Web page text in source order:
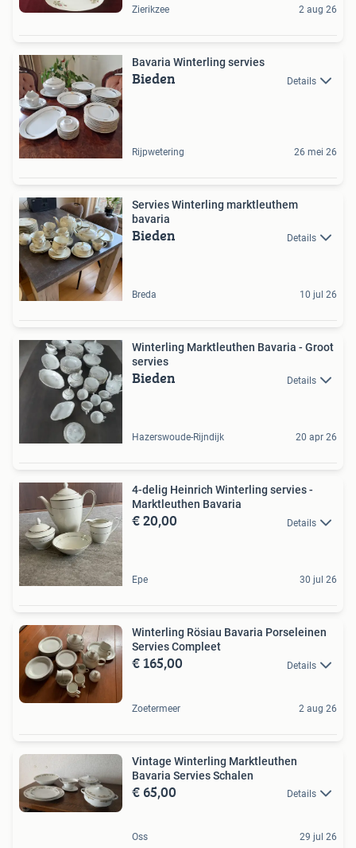
Zierikzee 2 aug 26
Bavaria Winterling servies
Bieden Details
Rijpwetering 26 mei 26
Servies Winterling marktleuthem
bavaria
Bieden Details
Breda 10 jul 26
Winterling Marktleuthen Bavaria - Groot
servies
Bieden Details
Hazerswoude-Rijndijk 20 apr 26
4-delig Heinrich Winterling servies -
Marktleuthen Bavaria
€ 20,00 Details
Epe 30 jul 26
Winterling Rösiau Bavaria Porseleinen
Servies Compleet
€ 165,00 Details
Zoetermeer 2 aug 26
Vintage Winterling Marktleuthen
Bavaria Servies Schalen
€ 65,00 Details
Oss 29 jul 26